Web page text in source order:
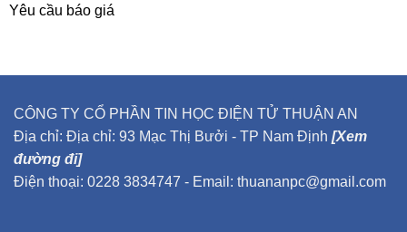
Yêu cầu báo giá
CÔNG TY CỔ PHẦN TIN HỌC ĐIỆN TỬ THUẬN AN
Địa chỉ: Địa chỉ: 93 Mạc Thị Bưởi - TP Nam Định [Xem
đường đi]
Điện thoại: 0228 3834747 - Email: thuananpc@gmail.com